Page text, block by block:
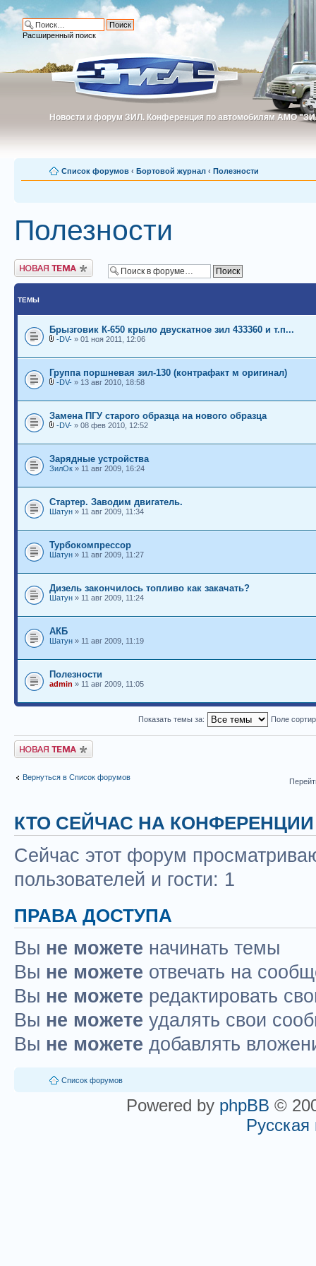
Новости и форум ЗИЛ. Конференция по автомобилям АМО
Новости и форум ЗИЛ. Конференция по автомобилям АМО
Расширенный поиск
Список форумов ‹ Бортовой журнал ‹ Полезности
Полезности
Новая тема
ТЕМЫ
Брызговик К-650 крыло двускатное зил 433360 и т.п...
-DV- » 01 ноя 2011, 12:06
Группа поршневая зил-130 (контрафакт м оригинал)
-DV- » 13 авг 2010, 18:58
Замена ПГУ старого образца на нового образца
-DV- » 08 фев 2010, 12:52
Зарядные устройства
ЗилОк » 11 авг 2009, 16:24
Стартер. Заводим двигатель.
Шатун » 11 авг 2009, 11:34
Турбокомпрессор
Шатун » 11 авг 2009, 11:27
Дизель закончилось топливо как закачать?
Шатун » 11 авг 2009, 11:24
АКБ
Шатун » 11 авг 2009, 11:19
Полезности
admin » 11 авг 2009, 11:05
Показать темы за: Поле
Новая тема
Вернуться в Список форумов
КТО СЕЙЧАС НА КОНФЕРЕНЦИИ
Сейчас этот форум
пользователей и гости: 1
ПРАВА ДОСТУПА
Вы не можете начинать темы
Вы не можете отвечать на
Вы не можете редактировать
Вы не можете удалять свои
Вы не можете добавлять
Список форумов
Powered by phpBB ©